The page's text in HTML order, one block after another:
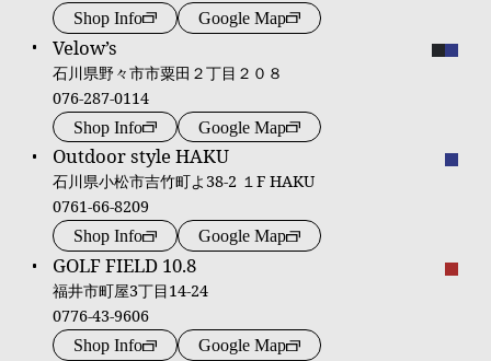
Shop Info Google Map
Velow’s
石川県野々市市粟田２丁目２０８
076-287-0114
Shop Info Google Map
Outdoor style HAKU
石川県小松市吉竹町よ38‐2 １F HAKU
0761-66-8209
Shop Info Google Map
GOLF FIELD 10.8
福井市町屋3丁目14-24
0776-43-9606
Shop Info Google Map